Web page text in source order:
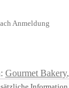
Anmeldung
Gourmet Bakery,